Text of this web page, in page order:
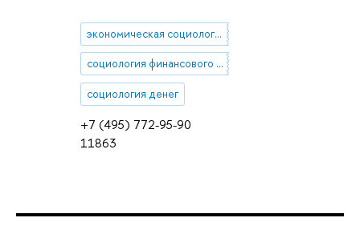
+7 (495) 772-95-90
11863
экономическая социология
социология финансового поведения
социология денег